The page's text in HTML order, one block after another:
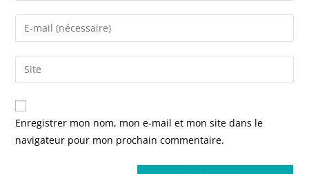
Enregistrer mon nom, mon e-mail et mon site dans le
navigateur pour mon prochain commentaire.